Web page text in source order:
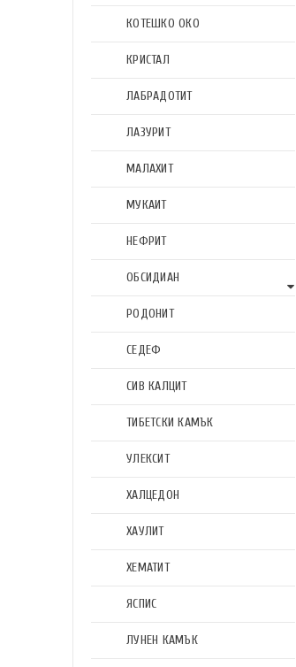
КОТЕШКО ОКО
КРИСТАЛ
ЛАБРАДОТИТ
ЛАЗУРИТ
МАЛАХИТ
МУКАИТ
НЕФРИТ
ОБСИДИАН
РОДОНИТ
СЕДЕФ
СИВ КАЛЦИТ
ТИБЕТСКИ КАМЪК
УЛЕКСИТ
ХАЛЦЕДОН
ХАУЛИТ
ХЕМАТИТ
ЯСПИС
ЛУНЕН КАМЪК